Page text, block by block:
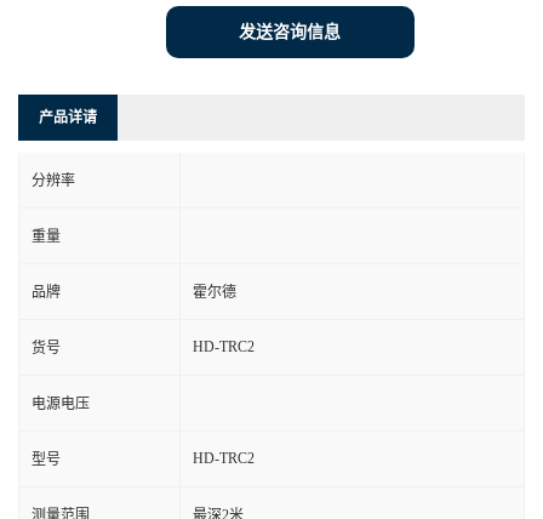
发送咨询信息
产品详请
分辨率
重量
品牌 霍尔德
货号 HD-TRC2
电源电压
型号 HD-TRC2
测量范围 最深2米